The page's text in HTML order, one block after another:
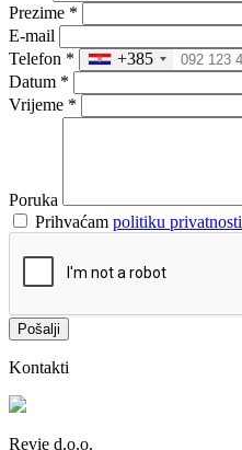
Prezime *
E-mail
Telefon *
+385
Datum *
Vrijeme *
Poruka
Prihvaćam politiku privatnosti
Pošalji
Kontakti
Revie d.o.o.